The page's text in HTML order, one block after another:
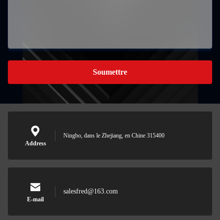
Soumettre
Address
Ningbo, dans le Zhejiang, en Chine 315400
E-mail
salesfred@163.com